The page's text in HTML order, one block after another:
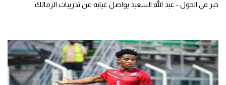
خبر في الجول - عبد الله السعيد يواصل غيابه عن تدريبات الزمالك